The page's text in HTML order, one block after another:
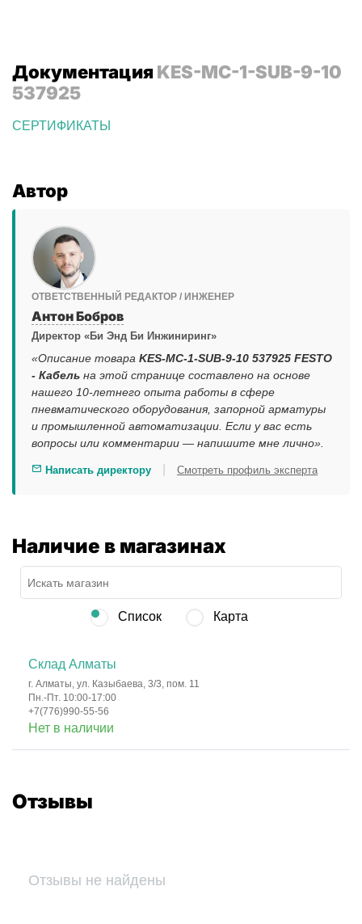
Документация KES-MC-1-SUB-9-10
537925
СЕРТИФИКАТЫ
Автор
ОТВЕТСТВЕННЫЙ РЕДАКТОР / ИНЖЕНЕР
Антон Бобров
Директор «Би Энд Би Инжиниринг»
«Описание товара KES-MC-1-SUB-9-10 537925 FESTO
- Кабель на этой странице составлено на основе
нашего 10-летнего опыта работы в сфере
пневматического оборудования, запорной арматуры
и промышленной автоматизации. Если у вас есть
вопросы или комментарии — напишите мне лично».
Написать директору Смотреть профиль эксперта
Наличие в магазинах
Список Карта
Склад Алматы
г. Алматы, ул. Казыбаева, 3/3, пом. 11
Пн.-Пт. 10:00-17:00
+7(776)990-55-56
Нет в наличии
Отзывы
Отзывы не найдены